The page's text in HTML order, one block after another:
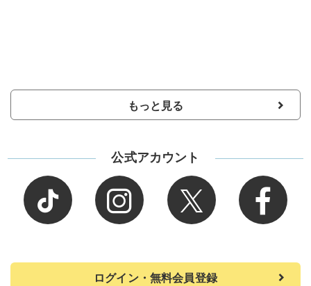
もっと見る
公式アカウント
ログイン・無料会員登録